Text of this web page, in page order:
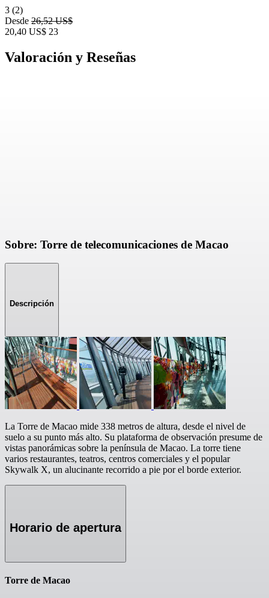
3 (2)
Desde 26,52 US$
20,40 US$ 23
Valoración y Reseñas
Sobre: Torre de telecomunicaciones de Macao
Descripción
La Torre de Macao mide 338 metros de altura, desde el nivel de
suelo a su punto más alto. Su plataforma de observación presume de
vistas panorámicas sobre la península de Macao. La torre tiene
varios restaurantes, teatros, centros comerciales y el popular
Skywalk X, un alucinante recorrido a pie por el borde exterior.
Horario de apertura
Torre de Macao